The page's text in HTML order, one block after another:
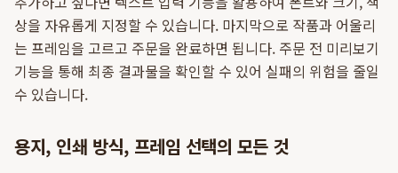
상을 자유롭게 지정할 수 있습니다. 마지막으로 작품과 어울리
는 프레임을 고르고 주문을 완료하면 됩니다. 주문 전 미리보기
기능을 통해 최종 결과물을 확인할 수 있어 실패의 위험을 줄일
수 있습니다.
용지, 인쇄 방식, 프레임 선택의 모든 것